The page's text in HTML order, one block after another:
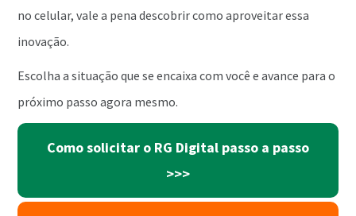
no celular, vale a pena descobrir como aproveitar essa
inovação.
Escolha a situação que se encaixa com você e avance para o
próximo passo agora mesmo.
Como solicitar o RG Digital passo a passo
>>>